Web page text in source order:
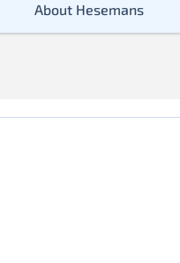
About Hesemans